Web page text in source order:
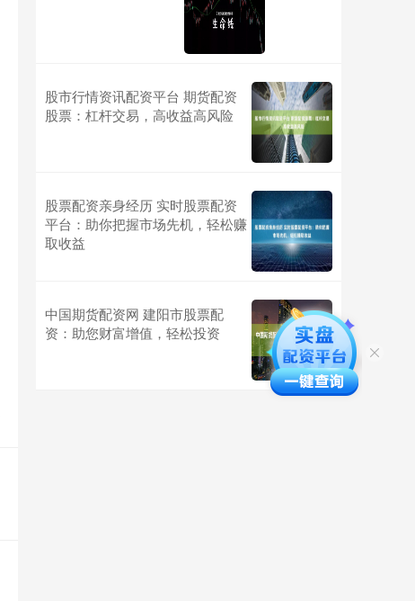
股市行情资讯配资平台 期货配资
股票：杠杆交易，高收益高风险
股票配资亲身经历 实时股票配资
平台：助你把握市场先机，轻松赚
取收益
中国期货配资网 建阳市股票配
资：助您财富增值，轻松投资